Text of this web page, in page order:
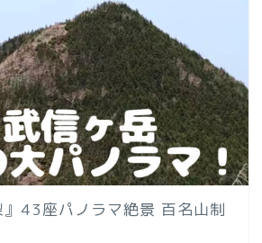
43座パノラマ絶景 百名山制